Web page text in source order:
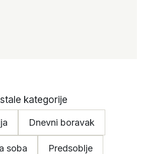
kategorije
Dnevni boravak
soba Predsoblje